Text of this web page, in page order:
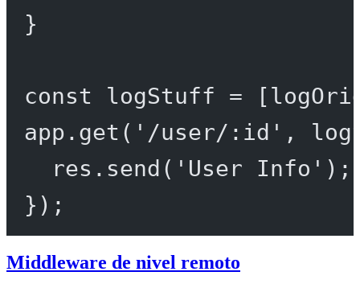
}
const logStuff =
app. get ( '/user/:id' ,
res. send ( 'User Info' );
});
Middleware de nivel remoto